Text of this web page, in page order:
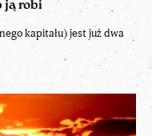
ją robi
kapitału) jest już dwa